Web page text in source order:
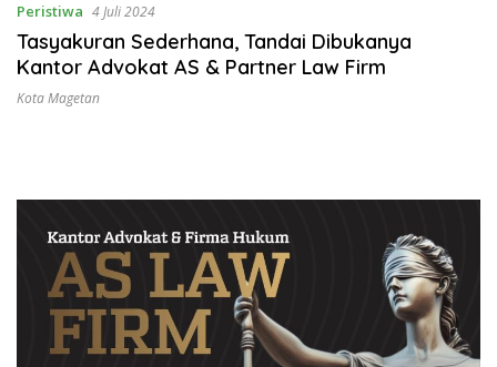
Peristiwa 4 Juli 2024
Tasyakuran Sederhana, Tandai Dibukanya
Kantor Advokat AS & Partner Law Firm
Kota Magetan